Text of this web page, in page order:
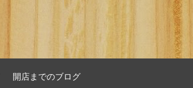
開店までのブログ